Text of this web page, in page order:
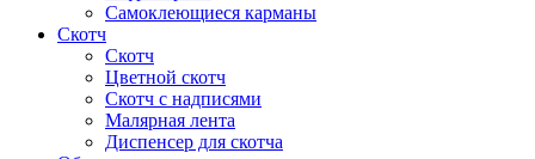
Самоклеющиеся карманы
Скотч
Скотч
Цветной скотч
Скотч с надписями
Малярная лента
Диспенсер для скотча